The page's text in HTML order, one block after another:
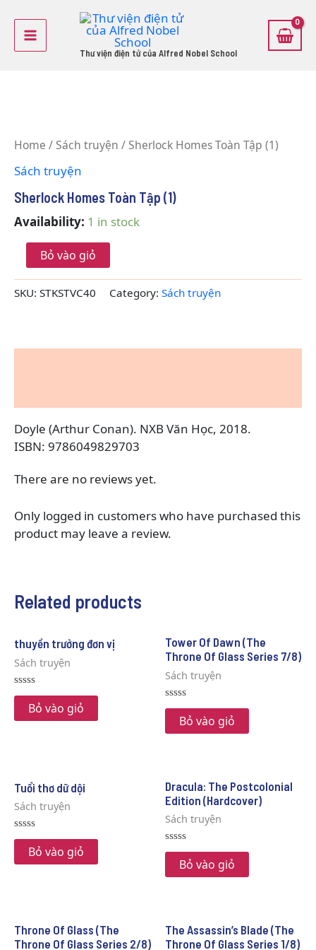
content
Main
Menu
Thư viện điện tử của Alfred Nobel School
Home /Sách truyện / Sherlock Homes Toàn Tập (1)
Sách truyện
Sherlock Homes Toàn Tập (1)
Availability: 1 in stock
Toàn
(1)
quantity
Bỏ vào giỏ
SKU: STKSTVC40 Category: Sách truyện
Doyle (Arthur Conan). NXB Văn Học, 2018.
ISBN: 9786049829703
There are no reviews yet.
Only logged in customers who have purchased this
product may leave a review.
Related products
thuyền trưởng đơn vị
Sách truyện
Rated
of
Bỏ vào giỏ
Tower Of Dawn (The
Throne Of Glass Series 7/8)
Sách truyện
Rated
of
Bỏ vào giỏ
Tuổi thơ dữ dội
Sách truyện
Rated
of
Bỏ vào giỏ
Dracula: The Postcolonial
Edition (Hardcover)
Sách truyện
Rated
of
Bỏ vào giỏ
Throne Of Glass (The
Throne Of Glass Series 2/8)
The Assassin’s Blade (The
Throne Of Glass Series 1/8)